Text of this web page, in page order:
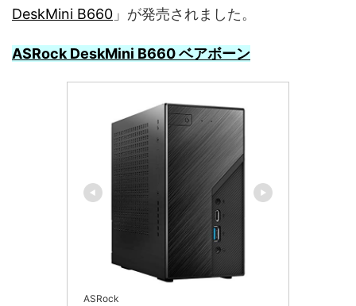
DeskMini B660 」が発売されました。
ASRock DeskMini B660 ベアボーン
ASRock